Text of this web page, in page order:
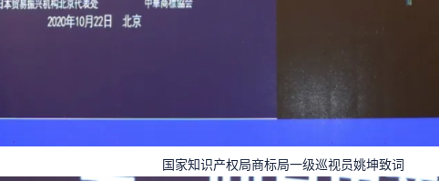
国家知识产权局商标局一级巡视员姚坤致词